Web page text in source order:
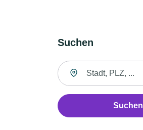
Suchen
Suche nach Ort
Suchen